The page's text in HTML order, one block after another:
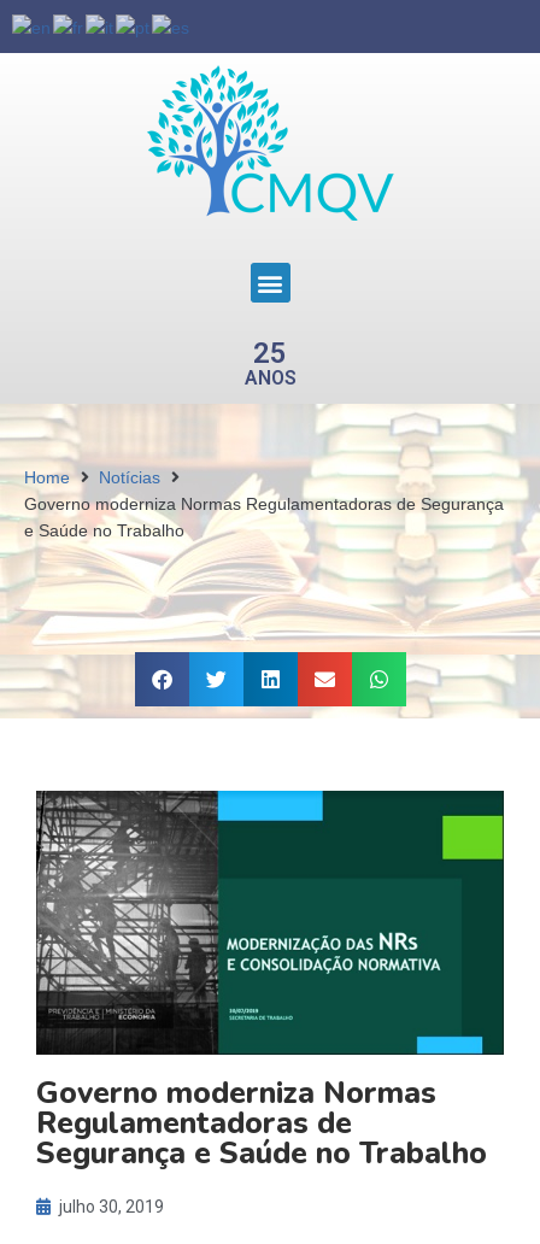
25
ANOS
Home
Notícias
Governo moderniza Normas Regulamentadoras de Segurança
e Saúde no Trabalho
Governo moderniza Normas
Regulamentadoras de
Segurança e Saúde no Trabalho
julho 30, 2019